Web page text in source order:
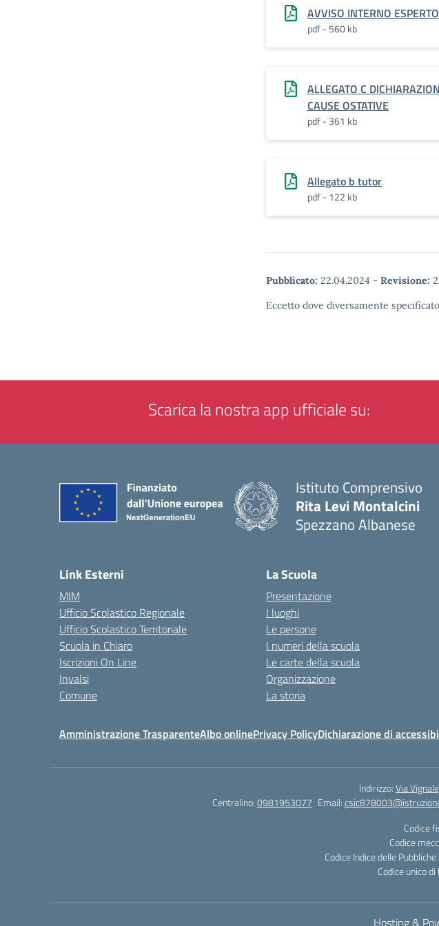
AVVISO INTERNO
pdf - 560 kb
ALLEGATO C
CAUSE OSTATIVE
pdf - 361 kb
Allegato b tutor
pdf - 122 kb
Pubblicato: 22.04.2024 - Revisione:
Eccetto dove diversamente
Scarica la nostra app ufficiale su:
Istituto Comprensivo
Rita Levi Montalcini
Spezzano Albanese
Link Esterni
MIM
Ufficio Scolastico Regionale
Ufficio Scolastico Territoriale
Scuola in Chiaro
Iscrizioni On Line
Invalsi
Comune
La Scuola
Presentazione
I luoghi
Le persone
I numeri della scuola
Le carte della scuola
Organizzazione
La storia
Amministrazione TrasparenteAlbo onlinePrivacy PolicyDichiarazione di
Indirizzo:Via
Centralino:0981953077 Email:
Codice
Codice
Codice Indice delle
Codice unico
Hosting &